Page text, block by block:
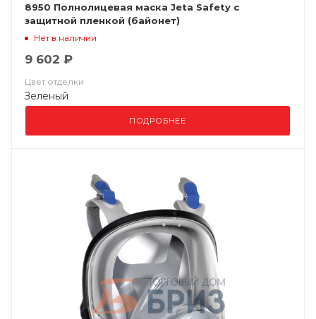
8950 Полнолицевая маска Jeta Safety с
защитной пленкой (байонет)
Нет в наличии
9 602 ₽
Цвет отделки
Зеленый
ПОДРОБНЕЕ